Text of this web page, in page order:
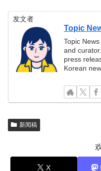
发文者
Topic
Topic
and
press
Korean
新闻稿
X